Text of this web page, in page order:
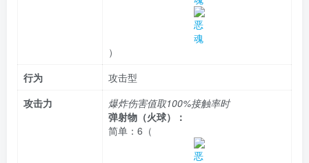
）
行为
攻击型
攻击力
爆炸伤害值取100%接触率时
弹射物（火球）：
简单： 6（